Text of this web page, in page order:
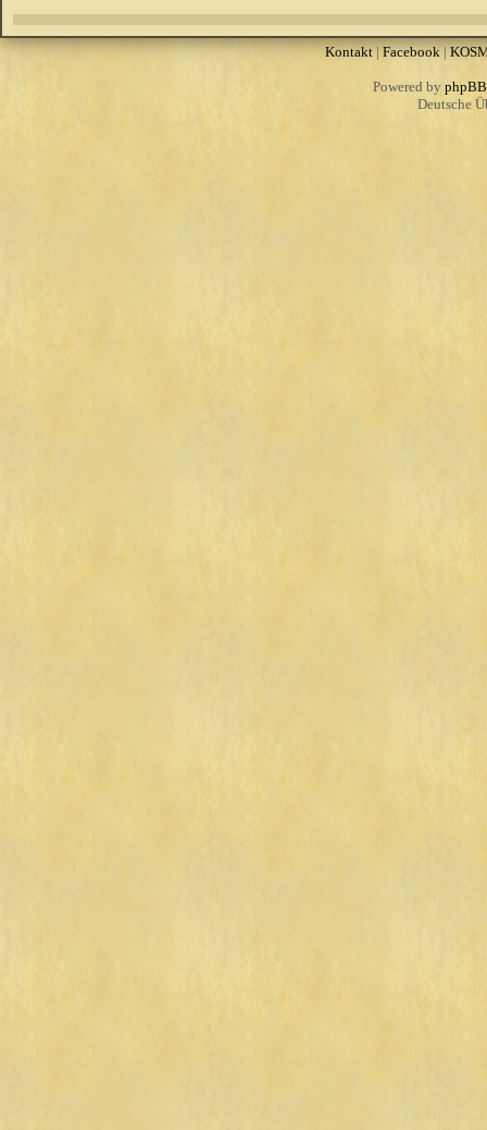
Kontakt|Facebook|
Powered by phpBB
Deutsche